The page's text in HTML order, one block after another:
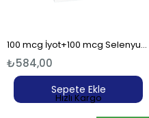
100 mcg İyot+100 mcg Selenyum Likit Çözelti (150 ml)
₺584,00
Sepete Ekle
Hızlı Kargo